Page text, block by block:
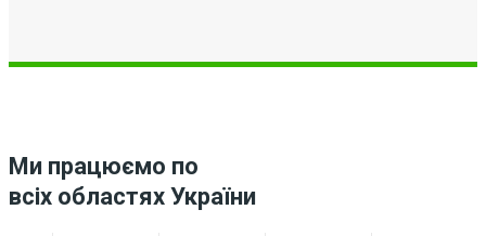
Ми працюємо по
всіх областях України